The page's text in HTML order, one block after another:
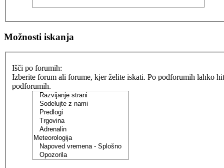
Možnosti iskanja
Išči po forumih:
Izberite forum ali forume, kjer želite iskati. Po podforumih lahko
podforumih.